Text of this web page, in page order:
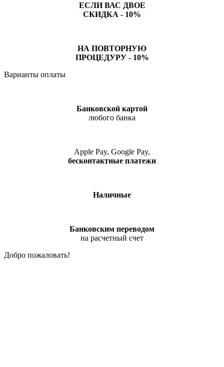
ЕСЛИ ВАС ДВОЕ
СКИДКА - 10%
НА ПОВТОРНУЮ
ПРОЦЕДУРУ - 10%
Варианты оплаты
Банковской картой
любого банка
Apple Pay, Google Pay,
бесконтактные платежи
Наличные
Банковским переводом
на расчетный счет
Добро пожаловать!